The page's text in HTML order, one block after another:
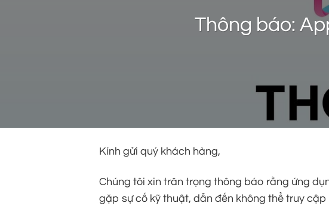
Thông báo:
Kính gửi quý khách hàng,
Chúng tôi xin trân trọng thông báo rằng ứng
gặp sự cố kỹ thuật, dẫn đến không thể truy